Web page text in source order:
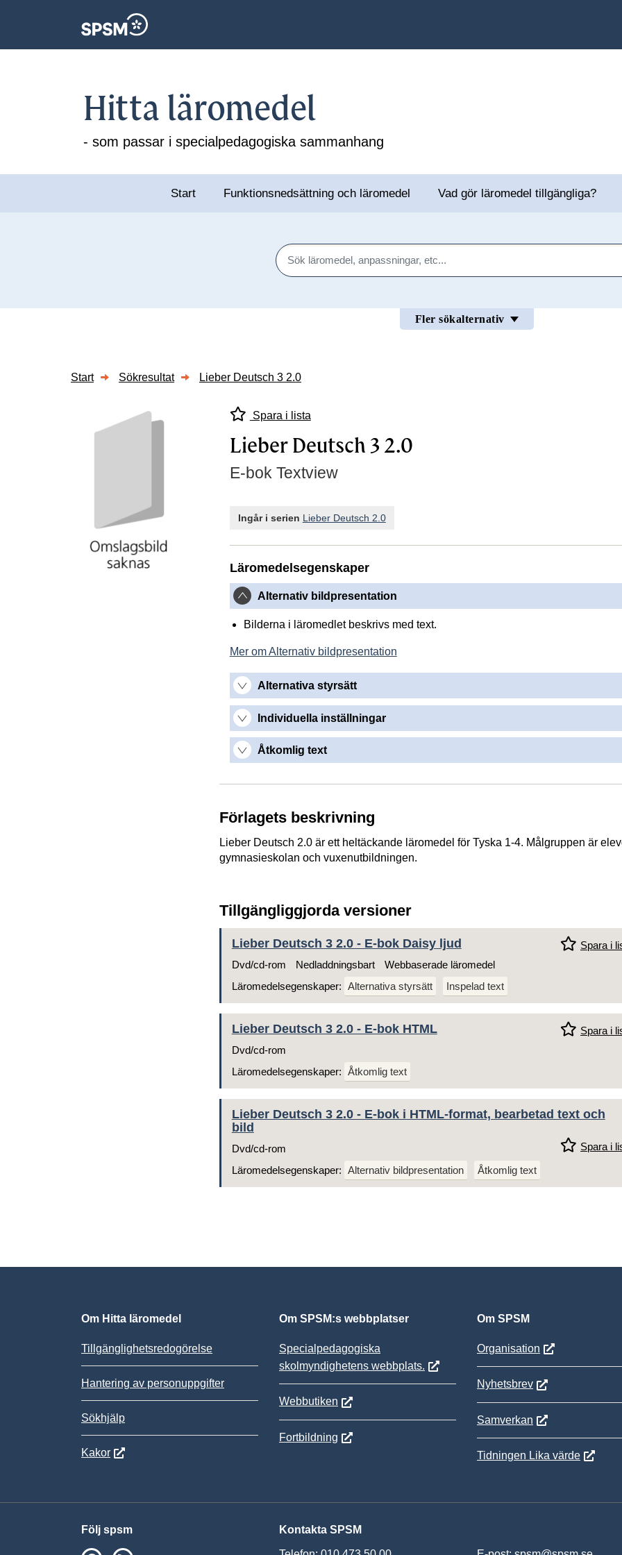
Hitta läromedel
- som passar i specialpedagogiska sammanhang
Start Funktionsnedsättning och läromedel Vad gör läromedel tillgängliga?
Sök
Fler sökalternativ
Start Sökresultat Lieber Deutsch 3 2.0
Spara i lista
Lieber Deutsch 3 2.0
E-bok Textview
Ingår i serien Lieber Deutsch 2.0
Läromedelsegenskaper
Alternativ bildpresentation
Bilderna i läromedlet beskrivs med text.
Mer om Alternativ bildpresentation
Alternativa styrsätt
Individuella inställningar
Åtkomlig text
Förlagets beskrivning
Lieber Deutsch 2.0 är ett heltäckande läromedel för Tyska 1-4. Målgruppen är
gymnasieskolan och vuxenutbildningen.
Tillgängliggjorda versioner
Lieber Deutsch 3 2.0 - E-bok Daisy ljud
Spara i
Dvd/cd-rom
Nedladdningsbart
Webbaserade läromedel
Läromedelsegenskaper: Alternativa styrsätt Inspelad text
Lieber Deutsch 3 2.0 - E-bok HTML
Spara i
Dvd/cd-rom
Läromedelsegenskaper: Åtkomlig text
Lieber Deutsch 3 2.0 - E-bok i HTML-format, bearbetad text och
bild
Spara i
Dvd/cd-rom
Läromedelsegenskaper: Alternativ bildpresentation Åtkomlig text
Om Hitta läromedel
Tillgänglighetsredogörelse
Hantering av personuppgifter
Sökhjälp
Kakor
Om SPSM:s webbplatser
Specialpedagogiska
skolmyndighetens webbplats.
Webbutiken
Fortbildning
Om SPSM
Organisation
Nyhetsbrev
Samverkan
Tidningen Lika värde
Följ spsm Kontakta SPSM